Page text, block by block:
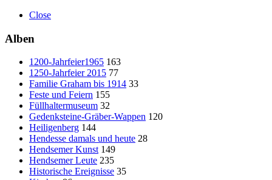
Close
Alben
1200-Jahrfeier1965 163
1250-Jahrfeier 2015 77
Familie Graham bis 1914 33
Feste und Feiern 155
Füllhaltermuseum 32
Gedenksteine-Gräber-Wappen 120
Heiligenberg 144
Hendesse damals und heute 28
Hendsemer Kunst 149
Hendsemer Leute 235
Historische Ereignisse 35